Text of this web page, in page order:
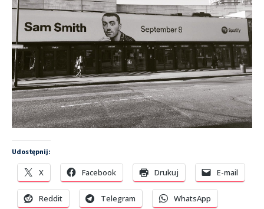
Udostępnij:
X Facebook Drukuj E-mail
Reddit Telegram WhatsApp